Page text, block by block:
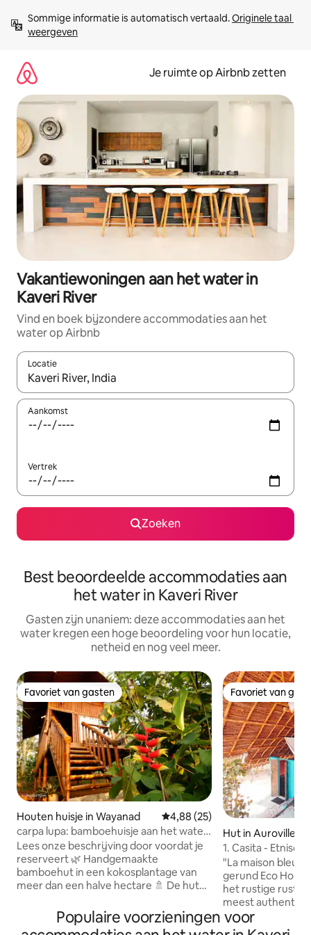
direct
naar
Sommige informatie is automatisch vertaald. Originele taal
weergeven
Je ruimte op Airbnb zetten
Vakantiewoningen aan het water in
Kaveri River
Vind en boek bijzondere accommodaties aan het
water op Airbnb
Locatie
Wanneer er suggesties beschikbaar zijn, maak je een keuze
Aankomst
Vertrek
Zoeken
Best beoordeelde accommodaties aan
het water in Kaveri River
Gasten zijn unaniem: deze accommodaties aan het
water kregen een hoge beoordeling voor hun locatie,
netheid en nog veel meer.
Favoriet van gasten
Favoriet van gasten
Houten huisje in Wayanad Gemiddelde beoordeling van
4,88 (25)
carpa lupa: bamboehuisje aan het water,
wayanad
Lees onze beschrijving door voordat je
reserveert 🌿 Handgemaakte
bamboehut in een kokosplantage van
meer dan een halve hectare 🚿 De hut
buiten de hut bevindt (vanwege de
damregel hebben we deze buiten
Favoriet van
Favoriet van
Hut in Auroville
1. Casita -
strand
"La maison
gerund Eco
het rustige
meest
ervaring bieden,
in de tijd kunt
Populaire voorzieningen voor